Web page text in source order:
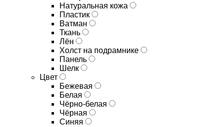
Натуральная кожа
Пластик
Ватман
Ткань
Лён
Холст на подрамнике
Панель
Шелк
Цвет
Бежевая
Белая
Чёрно-белая
Чёрная
Синяя